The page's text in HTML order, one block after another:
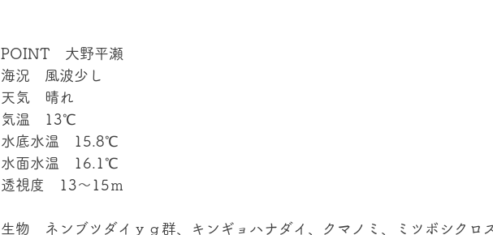
POINT　大野平瀬
海況　風波少し
天気　晴れ
気温　13℃
水底水温　15.8℃
水面水温　16.1℃
透視度　13～15ｍ
生物　ネンブツダイｙｇ群、キンギョハナダイ、クマノミ、ミツボシクロ